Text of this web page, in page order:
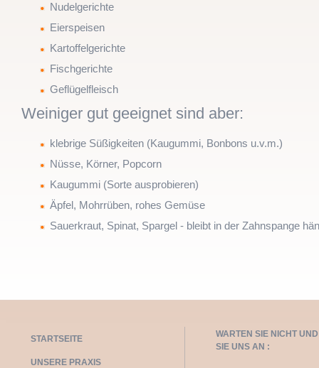
Nudelgerichte
Eierspeisen
Kartoffelgerichte
Fischgerichte
Geflügelfleisch
Weiniger gut geeignet sind aber:
klebrige Süßigkeiten (Kaugummi, Bonbons u.v.m.)
Nüsse, Körner, Popcorn
Kaugummi (Sorte ausprobieren)
Äpfel, Mohrrüben, rohes Gemüse
Sauerkraut, Spinat, Spargel - bleibt in der Zahnspange
STARTSEITE
UNSERE PRAXIS
WARTEN SIE NICHT
SIE UNS AN :